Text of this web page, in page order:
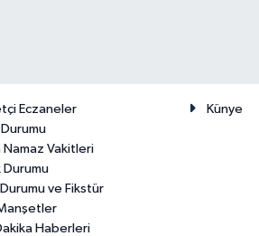
Eczaneler
Namaz Vakitleri
Durumu
ve Fikstür
Haberleri
Künye